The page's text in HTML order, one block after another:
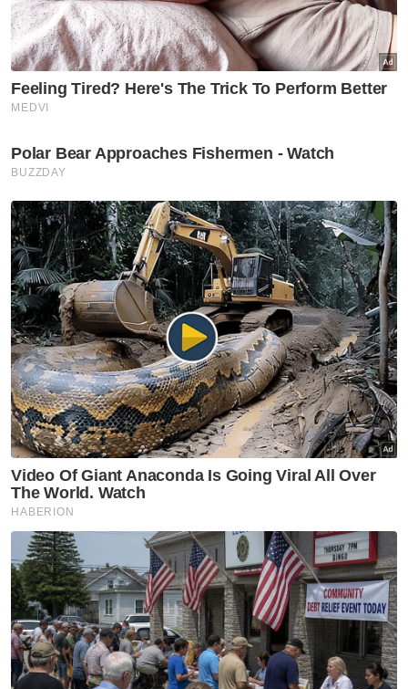
RM5,001 - RM8,000
RM8,001 - RM12,000
RM12,001 - RM16,000
Lebih daripada RM16,000
Tidak rela berkata
Masuk | Daftar VPoints: 0
Batuk Kokol
Maut
Artikel Disyorkan
Nasional
Harap pengumuman PM fokus
tiga komponen utama
melibatkan struktur ATM -
Menteri Pertahanan
Nasional
ke Israel bukti ketegasan
Malaysia - Anwar
Nasional
JMD 2026 perkasa rakyat ke
arah negara AI